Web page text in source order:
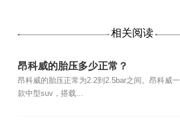
相关阅读
昂科威的胎压多少正常？
昂科威的胎压正常为2.2到2.5bar之间。昂科威一
款中型suv，搭载...